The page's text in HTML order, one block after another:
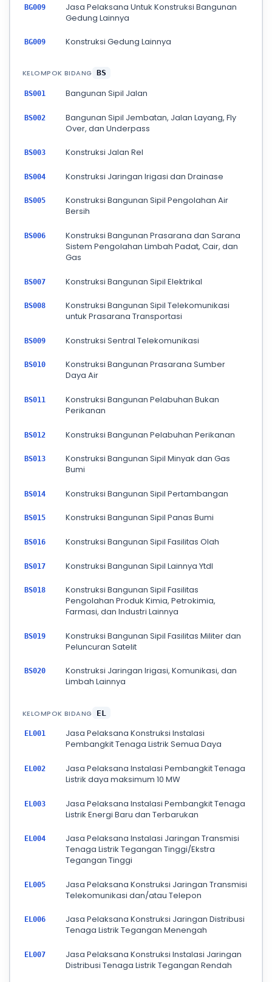
BG009
Jasa Pelaksana Untuk Konstruksi Bangunan
Gedung Lainnya
BG009 Konstruksi Gedung Lainnya
KELOMPOK BIDANG BS
BS001 Bangunan Sipil Jalan
BS002
Bangunan Sipil Jembatan, Jalan Layang, Fly
Over, dan Underpass
BS003 Konstruksi Jalan Rel
BS004 Konstruksi Jaringan Irigasi dan Drainase
BS005
Konstruksi Bangunan Sipil Pengolahan Air
Bersih
BS006
Konstruksi Bangunan Prasarana dan Sarana
Sistem Pengolahan Limbah Padat, Cair, dan
Gas
BS007 Konstruksi Bangunan Sipil Elektrikal
BS008
Konstruksi Bangunan Sipil Telekomunikasi
untuk Prasarana Transportasi
BS009 Konstruksi Sentral Telekomunikasi
BS010
Konstruksi Bangunan Prasarana Sumber
Daya Air
BS011
Konstruksi Bangunan Pelabuhan Bukan
Perikanan
BS012 Konstruksi Bangunan Pelabuhan Perikanan
BS013
Konstruksi Bangunan Sipil Minyak dan Gas
Bumi
BS014 Konstruksi Bangunan Sipil Pertambangan
BS015 Konstruksi Bangunan Sipil Panas Bumi
BS016 Konstruksi Bangunan Sipil Fasilitas Olah
BS017 Konstruksi Bangunan Sipil Lainnya Ytdl
BS018
Konstruksi Bangunan Sipil Fasilitas
Pengolahan Produk Kimia, Petrokimia,
Farmasi, dan Industri Lainnya
BS019
Konstruksi Bangunan Sipil Fasilitas Militer dan
Peluncuran Satelit
BS020
Konstruksi Jaringan Irigasi, Komunikasi, dan
Limbah Lainnya
KELOMPOK BIDANG EL
EL001
Jasa Pelaksana Konstruksi Instalasi
Pembangkit Tenaga Listrik Semua Daya
EL002
Jasa Pelaksana Instalasi Pembangkit Tenaga
Listrik daya maksimum 10 MW
EL003
Jasa Pelaksana Instalasi Pembangkit Tenaga
Listrik Energi Baru dan Terbarukan
EL004
Jasa Pelaksana Instalasi Jaringan Transmisi
Tenaga Listrik Tegangan Tinggi/Ekstra
Tegangan Tinggi
EL005
Jasa Pelaksana Konstruksi Jaringan Transmisi
Telekomunikasi dan/atau Telepon
EL006
Jasa Pelaksana Konstruksi Jaringan Distribusi
Tenaga Listrik Tegangan Menengah
EL007
Jasa Pelaksana Konstruksi Instalasi Jaringan
Distribusi Tenaga Listrik Tegangan Rendah